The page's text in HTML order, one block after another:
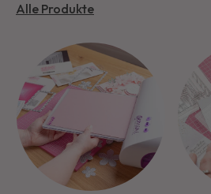
Alle Produkte